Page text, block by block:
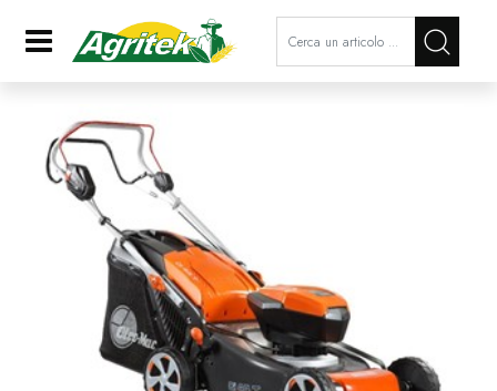
Open La modifica di un filtro